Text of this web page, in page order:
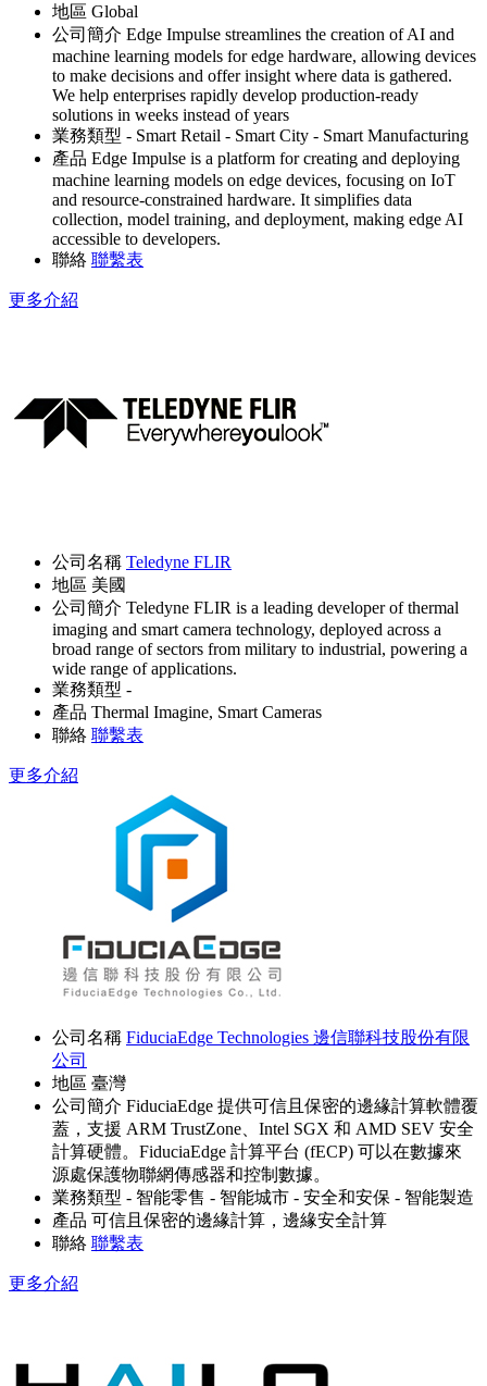
地區 Global
公司簡介 Edge Impulse streamlines the creation of AI and
machine learning models for edge hardware, allowing devices
to make decisions and offer insight where data is gathered.
We help enterprises rapidly develop production-ready
solutions in weeks instead of years
業務類型 - Smart Retail - Smart City - Smart Manufacturing
產品 Edge Impulse is a platform for creating and deploying
machine learning models on edge devices, focusing on IoT
and resource-constrained hardware. It simplifies data
collection, model training, and deployment, making edge AI
accessible to developers.
聯絡 聯繫表
更多介紹
公司名稱 Teledyne FLIR
地區 美國
公司簡介 Teledyne FLIR is a leading developer of thermal
imaging and smart camera technology, deployed across a
broad range of sectors from military to industrial, powering a
wide range of applications.
業務類型 -
產品 Thermal Imagine, Smart Cameras
聯絡 聯繫表
更多介紹
公司名稱 FiduciaEdge Technologies 邊信聯科技股份有限
公司
地區 臺灣
公司簡介 FiduciaEdge 提供可信且保密的邊緣計算軟體覆
蓋，支援 ARM TrustZone、Intel SGX 和 AMD SEV 安全
計算硬體。FiduciaEdge 計算平台 (fECP) 可以在數據來
源處保護物聯網傳感器和控制數據。
業務類型 - 智能零售 - 智能城市 - 安全和安保 - 智能製造
產品 可信且保密的邊緣計算，邊緣安全計算
聯絡 聯繫表
更多介紹